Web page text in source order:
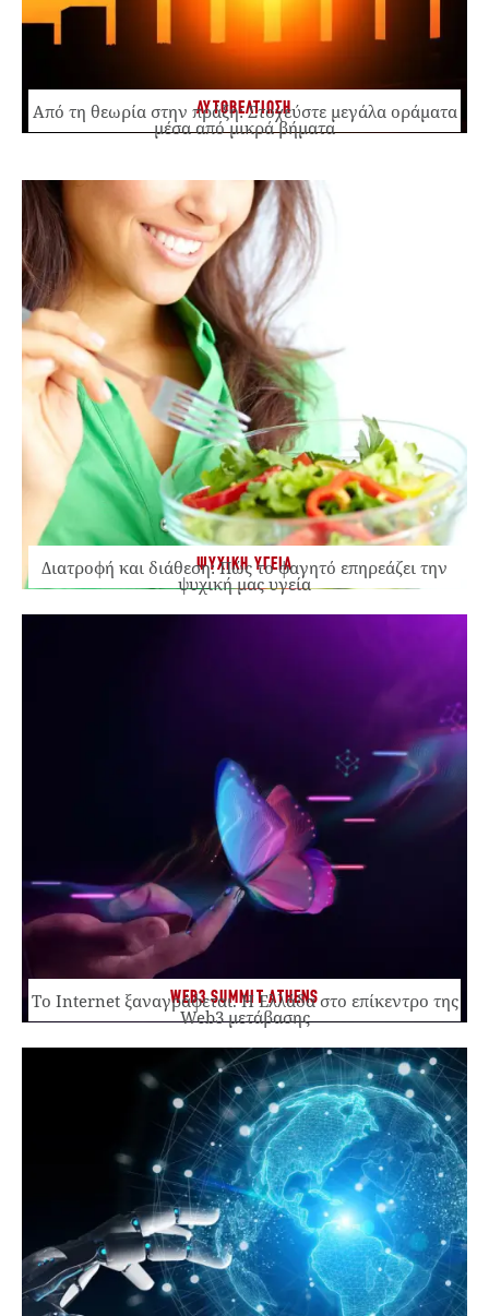
ΑΥΤΟΒΕΛΤΙΩΣΗ
Από τη θεωρία στην πράξη: Στοχεύστε μεγάλα οράματα
μέσα από μικρά βήματα
ΨΥΧΙΚΗ ΥΓΕΙΑ
Διατροφή και διάθεση: Πώς το φαγητό επηρεάζει την
ψυχική μας υγεία
WEB3 SUMMIT ATHENS
Το Internet ξαναγράφεται. Η Ελλάδα στο επίκεντρο της
Web3 μετάβασης